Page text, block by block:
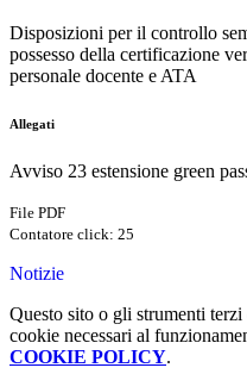
Disposizioni per il controllo
possesso della certificazione
personale docente e ATA
Allegati
Avviso 23 estensione green
File PDF
Contatore click: 25
Notizie
Questo sito o gli strumenti
cookie necessari al
COOKIE POLICY.